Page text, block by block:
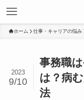
ホーム 仕事・キャリアの悩み
事務職
は？病
法
2023
9/10